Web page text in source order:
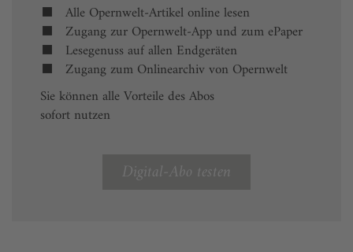
Alle Opernwelt-Artikel online lesen
Zugang zur Opernwelt-App und zum ePaper
Lesegenuss auf allen Endgeräten
Zugang zum Onlinearchiv von Opernwelt
Sie können alle Vorteile des Abos
sofort nutzen
Digital-Abo testen